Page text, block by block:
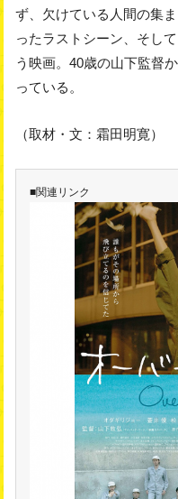
ず、欠けている人間の集
ったラストシーン、そし
う映画。40歳の山下監督
っている。
（取材・文：霜田明寛）
■関連リンク